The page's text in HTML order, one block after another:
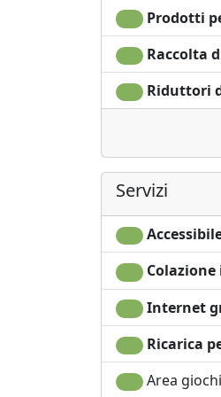
Prodotti
Raccolta
Riduttori
Servizi
Colazione
Internet
Ricarica
Area